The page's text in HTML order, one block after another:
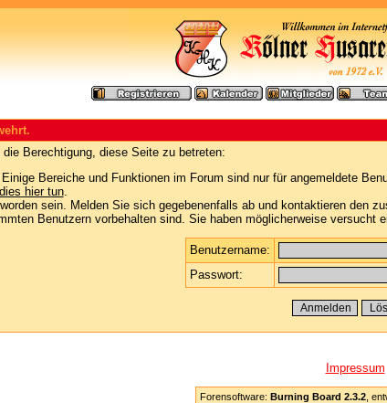
Berechtigung, diese Seite zu betreten:
Bereiche und Funktionen im Forum sind nur für angemeldete
hier tun.
sein. Melden Sie sich gegebenenfalls ab und kontaktieren den
Benutzern vorbehalten sind. Sie haben möglicherweise versucht
Benutzername:
Passwort:
Impressum
Forensoftware: Burning Board 2.3.2,